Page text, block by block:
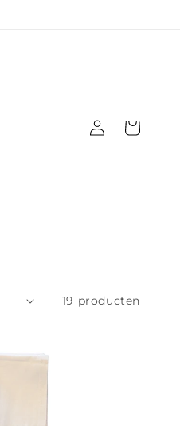
Inloggen
Winkelwagen
19 producten